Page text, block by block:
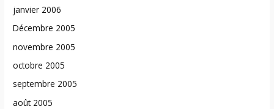
janvier 2006
Décembre 2005
novembre 2005
octobre 2005
septembre 2005
août 2005